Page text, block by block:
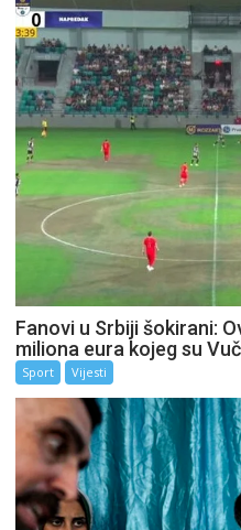
Fanovi u Srbiji šokirani:
miliona eura kojeg su
Sport Vijesti